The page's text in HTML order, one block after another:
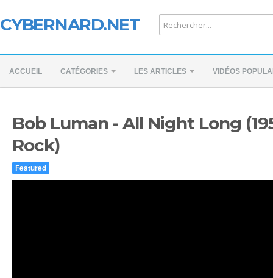
CYBERNARD.NET
ACCUEIL CATÉGORIES LES ARTICLES VIDÉOS
Bob Luman - All Night Long
Rock)
Featured